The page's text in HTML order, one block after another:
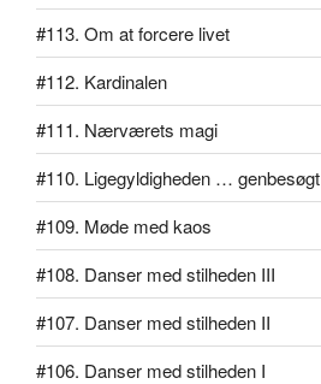
#113. Om at forcere livet
#112. Kardinalen
#111. Nærværets magi
#110. Ligegyldigheden … genbesøgt
#109. Møde med kaos
#108. Danser med stilheden III
#107. Danser med stilheden II
#106. Danser med stilheden I